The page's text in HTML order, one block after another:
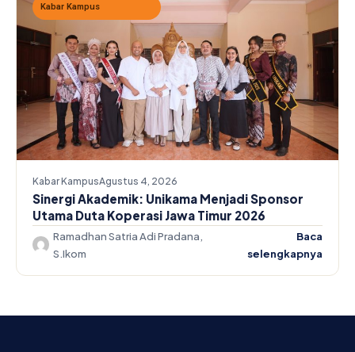
Kabar Kampus
Kabar KampusAgustus 4, 2026
Sinergi Akademik: Unikama Menjadi Sponsor
Utama Duta Koperasi Jawa Timur 2026
Ramadhan Satria Adi Pradana,
S.Ikom
Baca
selengkapnya